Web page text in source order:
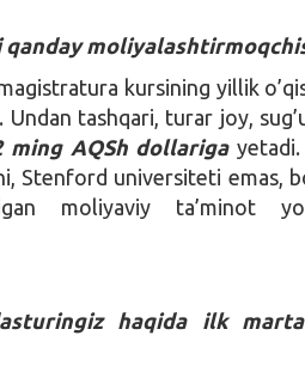
qanday
kursining yillik
tashqari, turar joy,
AQSh dollarigayetadi.
Stenford universiteti emas,
moliyaviy ta’minot
haqida ilk